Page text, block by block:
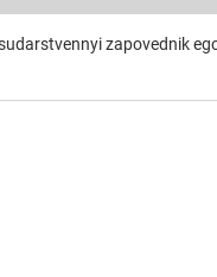
zapovednik